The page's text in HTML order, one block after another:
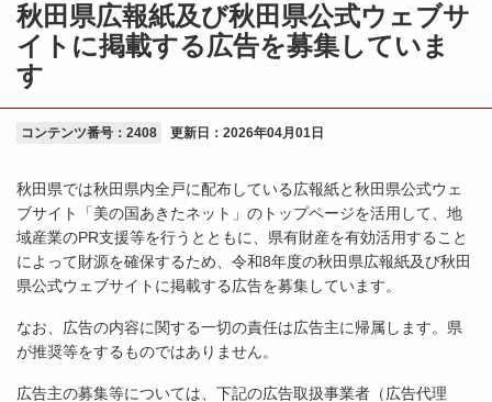
秋田県広報紙及び秋田県公式ウェブサ
イトに掲載する広告を募集していま
す
コンテンツ番号：2408 更新日： 2026年04月01日
秋田県では秋田県内全戸に配布している広報紙と秋田県公式ウェ
ブサイト「美の国あきたネット」のトップページを活用して、地
域産業のPR支援等を行うとともに、県有財産を有効活用すること
によって財源を確保するため、令和8年度の秋田県広報紙及び秋田
県公式ウェブサイトに掲載する広告を募集しています。
なお、広告の内容に関する一切の責任は広告主に帰属します。県
が推奨等をするものではありません。
広告主の募集等については、下記の広告取扱事業者（広告代理